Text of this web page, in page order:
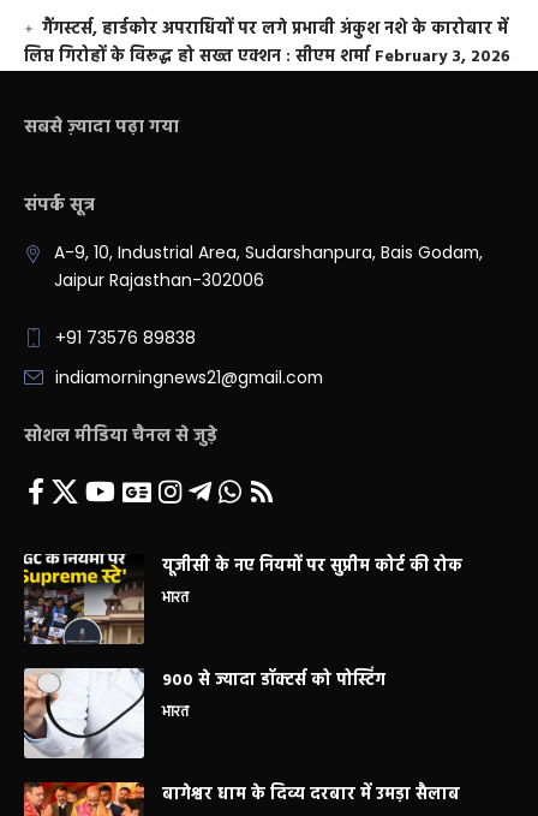
गैंगस्टर्स, हार्डकोर अपराधियों पर लगे प्रभावी अंकुश नशे के कारोबार में
लिप्त गिरोहों के विरूद्ध हो सख्त एक्शन : सीएम शर्मा February 3, 2026
सबसे ज़्यादा पढ़ा गया
संपर्क सूत्र
A-9, 10, Industrial Area, Sudarshanpura, Bais Godam,
Jaipur Rajasthan-302006
+91 73576 89838
indiamorningnews21@gmail.com
सोशल मीडिया चैनल से जुड़े
यूजीसी के नए नियमों पर सुप्रीम कोर्ट की रोक
भारत
900 से ज्यादा डॉक्टर्स को पोस्टिंग
भारत
बागेश्वर धाम के दिव्य दरबार में उमड़ा सैलाब